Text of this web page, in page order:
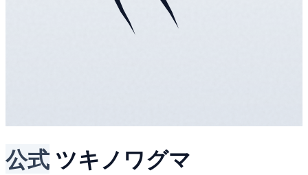
公式 ツキノワグマ